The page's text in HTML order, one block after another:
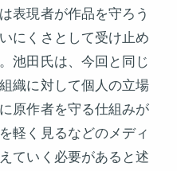
表現者が作品を守ろう
にくさとして受け止め
池田氏は、今回と同じ
織に対して個人の立場
原作者を守る仕組みが
軽く見るなどのメディ
ていく必要があると述